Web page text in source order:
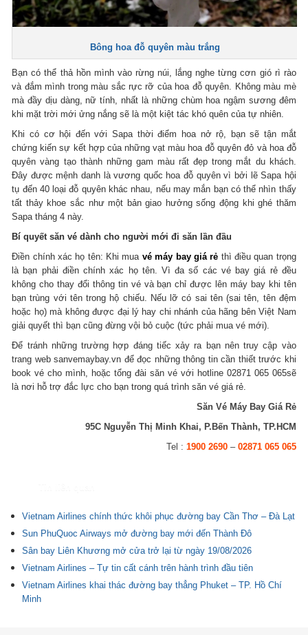
Bông hoa đỗ quyên màu trắng
Bạn có thể thả hồn mình vào rừng núi, lắng nghe từng cơn gió rì rào
và đắm mình trong màu sắc rực rỡ của hoa đỗ quyên. Không màu mè
mà đầy dịu dàng, nữ tính, nhất là những chùm hoa ngậm sương đêm
khi mặt trời mới ửng nắng sẽ là một kiệt tác khó quên của tự nhiên.
Khi có cơ hội đến với Sapa thời điểm hoa nở rộ, bạn sẽ tận mắt
chứng kiến sự kết hợp của những vạt màu hoa đỗ quyên đỏ và hoa đỗ
quyên vàng tạo thành những gam màu rất đẹp trong mắt du khách.
Đây được mệnh danh là vương quốc hoa đỗ quyên vì bởi lẽ Sapa hội
tụ đến 40 loại đỗ quyên khác nhau, nếu may mắn bạn có thể nhìn thấy
tất thảy khoe sắc như một bản giao hưởng sống động khi ghé thăm
Sapa tháng 4 này.
Bí quyết săn vé dành cho người mới đi săn lần đầu
Điền chính xác họ tên: Khi mua vé máy bay giá rẻ thì điều quan trọng
là bạn phải điền chính xác họ tên. Vì đa số các vé bay giá rẻ đều
không cho thay đổi thông tin vé và bạn chỉ được lên máy bay khi tên
bạn trùng với tên trong hộ chiếu. Nếu lỡ có sai tên (sai tên, tên đệm
hoặc họ) mà không được đại lý hay chi nhánh của hãng bên Việt Nam
giải quyết thì bạn cũng đừng vội bỏ cuộc (tức phải mua vé mới).
Để tránh những trường hợp đáng tiếc xảy ra bạn nên truy cập vào
trang web sanvemaybay.vn để đọc những thông tin cần thiết trước khi
book vé cho mình, hoặc tổng đài săn vé với hotline 02871 065 065sẽ
là nơi hỗ trợ đắc lực cho bạn trong quá trình săn vé giá rẻ.
Săn Vé Máy Bay Giá Rẻ
95C Nguyễn Thị Minh Khai, P.Bến Thành, TP.HCM
Tel : 1900 2690– 02871 065 065
Vietnam Airlines chính thức khôi phục đường bay Cần Thơ – Đà Lạt
Sun PhuQuoc Airways mở đường bay mới đến Thành Đô
Sân bay Liên Khương mở cửa trở lại từ ngày 19/08/2026
Vietnam Airlines – Tự tin cất cánh trên hành trình đầu tiên
Vietnam Airlines khai thác đường bay thẳng Phuket – TP. Hồ Chí
Minh